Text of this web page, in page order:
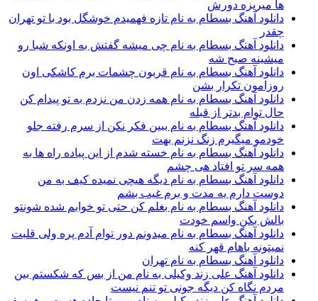
ها میریزه دورش
دانلود آهنگ بسطام به نام تازه فهمیدم خوشگل بود با تو تهران
چقدر
دانلود آهنگ بسطام به نام چی میشه گفتش به اونکه شبا رو
میشینه صبح شه
دانلود آهنگ بسطام به نام قربون چشمات برم کاشکی اون
روزامون تکرار بشن
دانلود آهنگ بسطام به نام همه زدن من نزدم به تو پیدام کن
حال توام بدتر از قبله
دانلود آهنگ بسطام به نام ببین فکر نکن از سرم رفته جلو
خودمو میگیرم زنگ نزنم بهت
دانلود آهنگ بسطام به نام خسته شدم از این پیاده راه ها به
همه سر تو افتاد هی چشم
دانلود آهنگ بسطام به نام دیگه هیچی نمیده کیف به من
دوست دارم یه مدت و برم غیب بشم
دانلود آهنگ بسطام به نام بغلم کن حتی تو خوابم شده شونتو
بالش بکن واسم خودت
دانلود آهنگ بسطام به نام میدونم دور توام آدم پره ولی قلبت
نمیتونه باهام قهر کنه
دانلود آهنگ بسطام به نام تهران
دانلود آهنگ علی زند وکیلی به نام من از بس كه شكستم بین
مردم نگاه كن دیگه جونى تو تنم نیست